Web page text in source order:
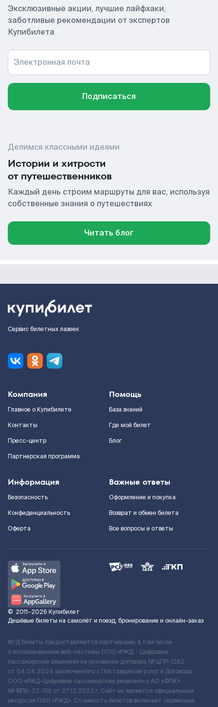
Эксклюзивные акции, лучшие лайфхаки,
заботливые рекомендации от экспертов
Купибилета
Электронная почта
Подписаться
Делимся классными идеями
Истории и хитрости
от путешественников
Каждый день строим маршруты для вас, используя
собственные знания о путешествиях
Читать блог
Сервис билетных лазеек
Компания
Главное о Купибилете
Контакты
Пресс-центр
Партнерская программа
Помощь
База знаний
Где мой билет
Блог
Информация
Безопасность
Конфиденциальность
Оферта
Важные ответы
Оформление и покупка
Возврат и обмен билета
Все вопросы и ответы
© 2011–2026 Купибилет
Дешёвые билеты на самолёт и поезд, бронирование и онлайн-заказ
Ж/Д билеты предоставляются партнёрами, в том числе
с использованием веб-системы ООО «РЖД – Цифровые
пассажирские решения» на основании договора № ЦПР-1282
от 04.04.2024 заключенного с Поставщиком услуг и Договора
ООО «РЖД-Цифровые пассажирские решения» c АО «ФПК»
№ ФПК-22-316 от 27.12.2022 г. Сайт не является официальным
ресурсом ОАО «РЖД». Стоимость билетов включает сервисный